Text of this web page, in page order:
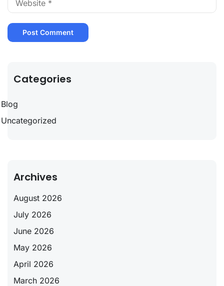
Categories
Blog
Uncategorized
Archives
August 2026
July 2026
June 2026
May 2026
April 2026
March 2026